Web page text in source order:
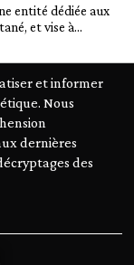
entité dédiée aux
et vise à...
et informer
Nous
dernières
des